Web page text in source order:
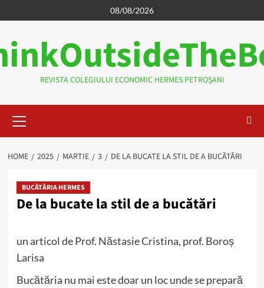
to
08/08/2026
REVISTA COLEGIULUI ECONOMIC HERMES PETROȘANI
Menu
HOME 2025 MARTIE 3 DE LA BUCATE LA STIL DE A BUCĂTĂRI
BUCĂTĂRIA HERMES
De la bucate la stil de a bucătări
un articol de Prof. Năstasie Cristina, prof. Boroș
Larisa
Bucătăria nu mai este doar un loc unde se prepară